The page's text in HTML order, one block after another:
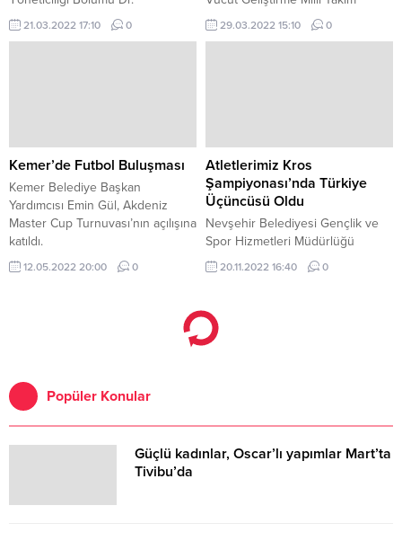
21.03.2022 17:10 0
seçmelerinde ilk iki sırada yer
alarak ülkemizi İspanya’da
29.03.2022 15:10 0
Kemer’de Futbol Buluşması
Kemer Belediye Başkan
Yardımcısı Emin Gül, Akdeniz
Master Cup Turnuvası’nın açılışına
katıldı.
12.05.2022 20:00 0
Atletlerimiz Kros
Şampiyonası’nda Türkiye
Üçüncüsü Oldu
Nevşehir Belediyesi Gençlik ve
Spor Hizmetleri Müdürlüğü
bünyesinde faaliyetlerini
sürdüren Nevşehir Belediyesi
Atletizm Takımı, 4x800 metre
yarışlarında Türkiye üçüncüsü
oldu.
20.11.2022 16:40 0
Popüler Konular
Güçlü kadınlar, Oscar’lı yapımlar Mart’ta
Tivibu’da